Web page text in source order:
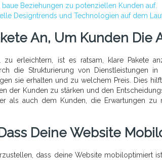
baue Beziehungen zu potenziellen Kunden auf.
Designtrends und Technologien auf dem
An, Um Kunden Die
zu erleichtern, ist es ratsam, klare Pakete
die Strukturierung von Dienstleistungen
sie erhalten und zu welchem Preis. Dies
der Kunden zu stärken und den
als auch dem Kunden, die Erwartungen zu
Deine Website
dass deine Website mobiloptimiert